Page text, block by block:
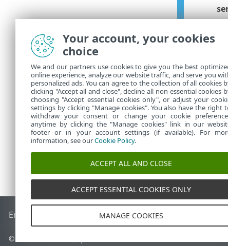
Si
fichier
Vous
Microsoft
End of Life Base de connaissances ESETForum ESET
© 1992 - 2026 ESET, spol. s r.o. - Tous droits réservés.
Your account, your cookies
choice
We and our partners use cookies to give you the best
online experience, analyze our website traffic, and serve you
personalized ads. You can agree to the collection of all cookies
clicking "Accept all and close", decline all non-essential cookies
choosing "Accept essential cookies only", or adjust your
settings by clicking "Manage cookies". You also have the right
withdraw your consent or change your cookie
anytime by clicking the "Manage cookies" link in our
footer or in your account settings (if available). For
information, see ourCookie Policy.
ACCEPT ALL AND CLOSE
ACCEPT ESSENTIAL COOKIES ONLY
MANAGE COOKIES